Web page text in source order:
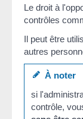
Le droit à
contrôles
Il peut être
autres
À noter
si
contrôle,